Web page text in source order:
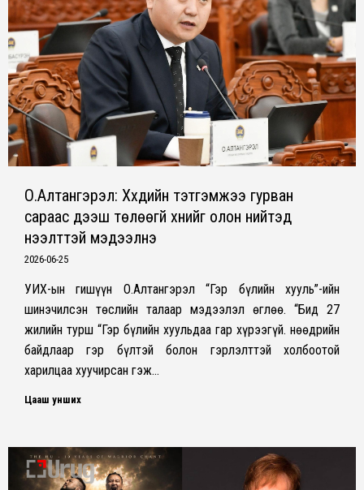
О.Алтангэрэл: Хүүхдийн тэтгэмжээ гурван
сараас дээш төлөөгүй хүнийг олон нийтэд
нээлттэй мэдээлнэ
2026-06-25
УИХ-ын гишүүн О.Алтангэрэл “Гэр бүлийн хууль”-ийн
шинэчилсэн төслийн талаар мэдээлэл өглөө. “Бид 27
жилийн турш “Гэр бүлийн хуульдаа гар хүрээгүй. Өнөөдрийн
байдлаар гэр бүлтэй болон гэрлэлттэй холбоотой
харилцаа хуучирсан гэж…
Цааш унших